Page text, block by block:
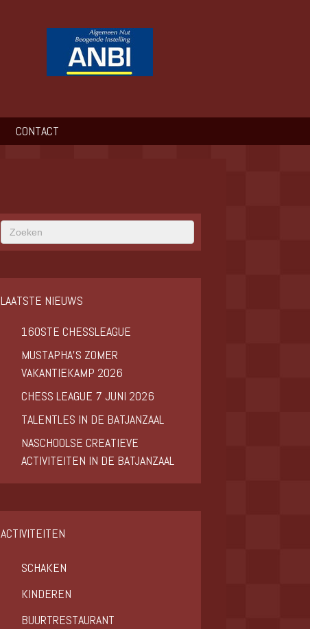
CONTACT
LAATSTE NIEUWS
160STE CHESSLEAGUE
MUSTAPHA’S ZOMER
VAKANTIEKAMP 2026
CHESS LEAGUE 7 JUNI 2026
TALENTLES IN DE BATJANZAAL
NASCHOOLSE CREATIEVE
ACTIVITEITEN IN DE BATJANZAAL
ACTIVITEITEN
SCHAKEN
KINDEREN
BUURTRESTAURANT